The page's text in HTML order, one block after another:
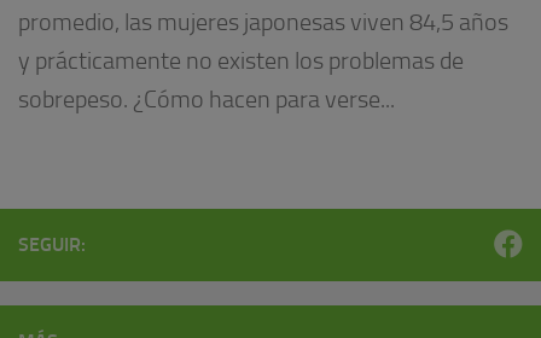
promedio, las mujeres japonesas viven 84,5 años
y prácticamente no existen los problemas de
sobrepeso. ¿Cómo hacen para verse...
SEGUIR: